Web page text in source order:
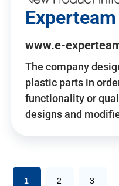
www.e-
The company
plastic parts in
functionality or
designs and
1 2 3